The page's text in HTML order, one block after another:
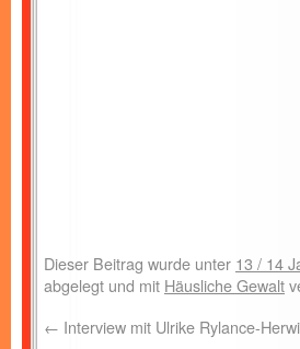
Dieser Beitrag wurde unter 13 / 14
abgelegt und mit Häusliche Gewalt
← Interview mit Ulrike Rylance-